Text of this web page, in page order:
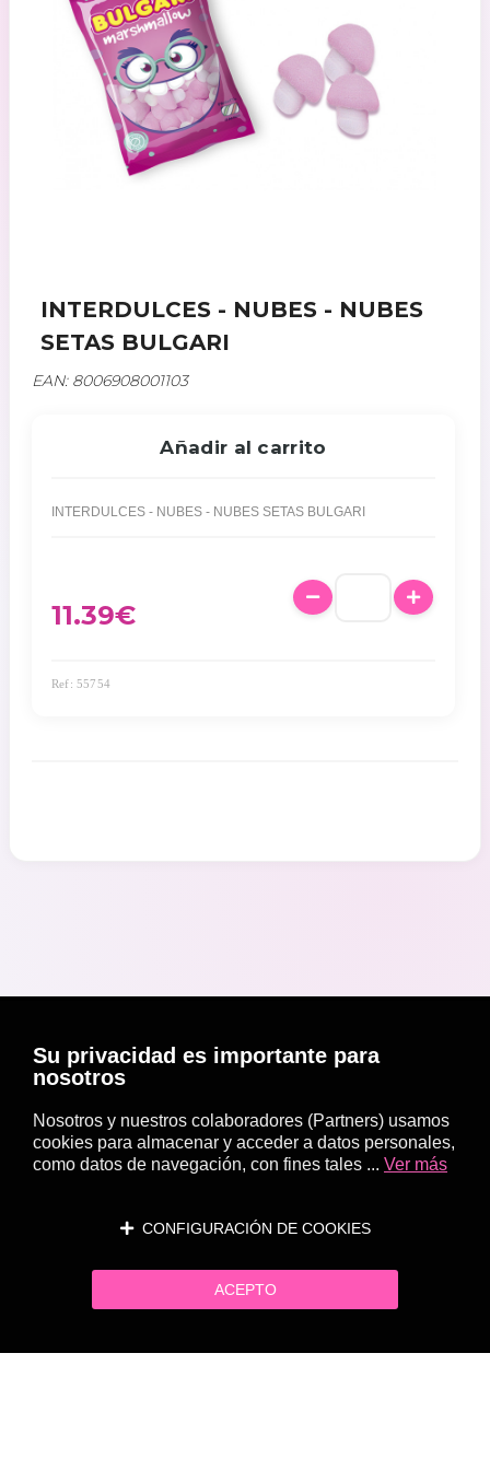
INTERDULCES - NUBES - NUBES
SETAS BULGARI
EAN: 8006908001103
Añadir al carrito
INTERDULCES - NUBES - NUBES SETAS BULGARI
11.39€
Ref: 55754
Su privacidad es importante para
nosotros
Nosotros y nuestros colaboradores (Partners) usamos
cookies para almacenar y acceder a datos personales,
como datos de navegación, con fines tales ... Ver más
CONFIGURACIÓN DE COOKIES
ACEPTO